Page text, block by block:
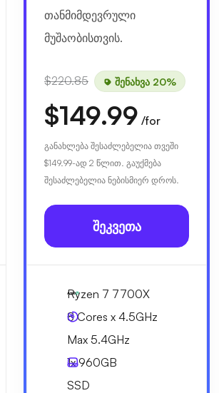
თანმიმდევრული
მუშაობისთვის.
$220.85 შენახვა 20%
$149.99 /for
განახლება შესაძლებელია თვეში
$149.99-ად 2 წლით. გაუქმება
შესაძლებელია ნებისმიერ დროს.
შეკვეთა
Ryzen 7 7700X
8 Cores x 4.5GHz
Max 5.4GHz
1x960GB
SSD